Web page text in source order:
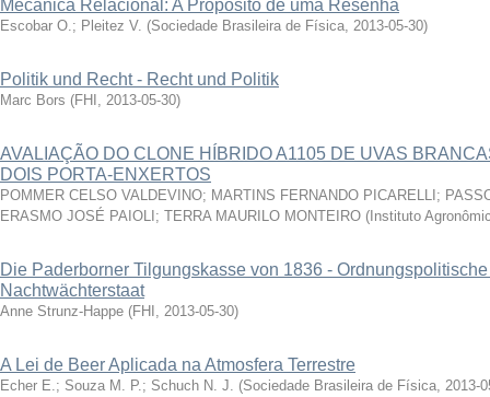
Mecânica Relacional: A Propósito de uma Resenha
Escobar O.; Pleitez V. (Sociedade Brasileira de Física, 2013-05-30)
Politik und Recht - Recht und Politik
Marc Bors (FHI , 2013-05-30)
AVALIAÇÃO DO CLONE HÍBRIDO A1105 DE UVAS
DOIS PORTA-ENXERTOS
POMMER CELSO VALDEVINO; MARTINS FERNANDO PICARELLI;
ERASMO JOSÉ PAIOLI; TERRA MAURILO MONTEIRO ( Instituto
Die Paderborner Tilgungskasse von 1836 -
Nachtwächterstaat
Anne Strunz-Happe (FHI , 2013-05-30)
A Lei de Beer Aplicada na Atmosfera Terrestre
Echer E.; Souza M. P.; Schuch N. J. (Sociedade Brasileira de Física, 2013-